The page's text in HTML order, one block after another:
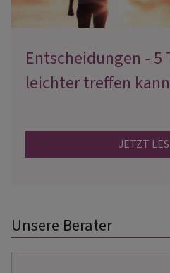
Entscheidungen - 5
leichter treffen
JETZT
Unsere Berater